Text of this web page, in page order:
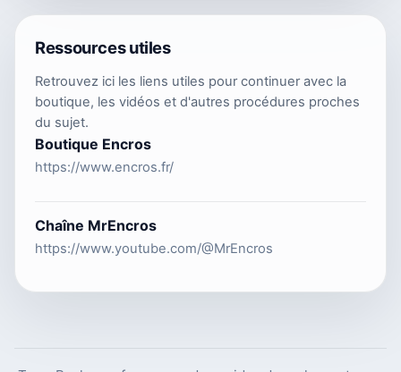
Ressources utiles
Retrouvez ici les liens utiles pour continuer avec la
boutique, les vidéos et d'autres procédures proches
du sujet.
Boutique Encros
https://www.encros.fr/
Chaîne MrEncros
https://www.youtube.com/@MrEncros